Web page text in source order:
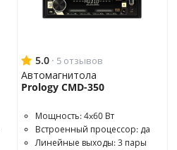
5.0 · 5 отзывов
Автомагнитола
Prology CMD-350
Мощность: 4x60 Вт
Встроенный процессор: да
Линейные выходы: 3 пары